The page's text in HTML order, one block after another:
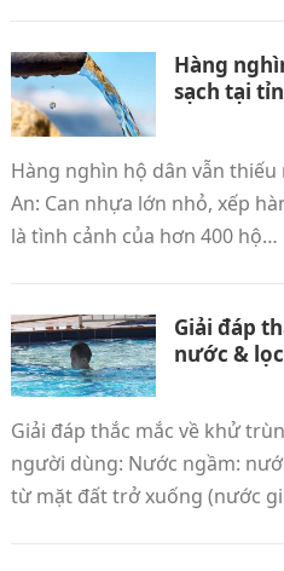
Hàng
sạch tại
Hàng nghìn hộ dân vẫn
An: Can nhựa lớn nhỏ, xếp
là tình cảnh của hơn 400 hộ…
Giải đáp
nước &
Giải đáp thắc mắc về khử
người dùng: Nước ngầm:
từ mặt đất trở xuống (nước